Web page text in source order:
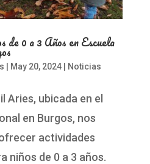
de 0 a 3 Años en Escuela
May 20, 2024| Noticias
Aries, ubicada en el
en Burgos, nos
actividades
niños de 0 a 3 años.